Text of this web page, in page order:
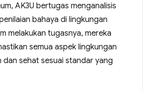
AK3U bertugas menganalisis
bahaya di lingkungan
melakukan tugasnya, mereka
semua aspek lingkungan
dan sehat sesuai standar yang